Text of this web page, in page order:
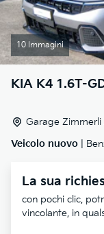
10 Immagini
KIA K4 1.6T-
Garage Zimmerli
Veicolo nuovo |
La sua
con pochi clic,
vincolante, in